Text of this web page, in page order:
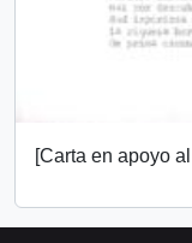
[Carta en apoyo